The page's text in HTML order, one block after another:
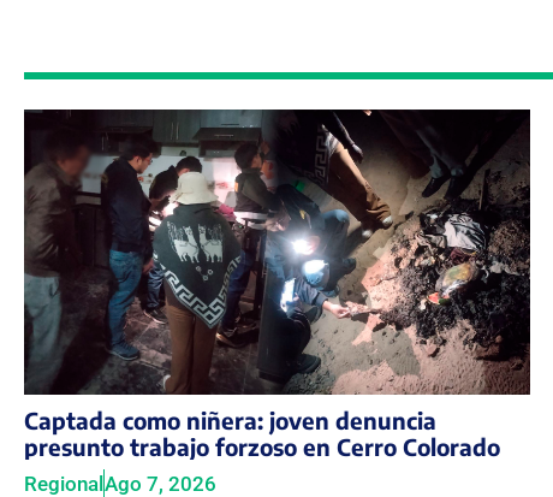
Captada como niñera: joven denuncia
presunto trabajo forzoso en Cerro Colorado
RegionalAgo 7, 2026